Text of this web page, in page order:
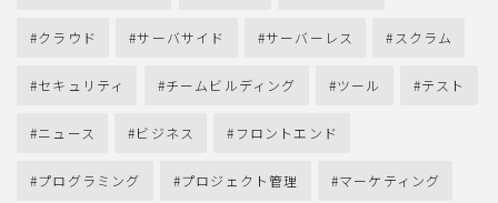
クラウド サーバサイド サーバーレス スクラム
セキュリティ チームビルディング ツール テスト
ニュース ビジネス フロントエンド
プログラミング プロジェクト管理 マーケティング